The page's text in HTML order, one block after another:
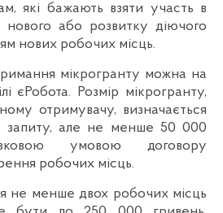
які бажають взяти участь в
нового або розвитку діючого
нових робочих місць.
мікрогранту можна на
єРобота. Розмір мікрогранту,
отримувачу, визначається
запиту, але не менше 50 000
умовою договору
робочих місць.
не менше двох робочих місць